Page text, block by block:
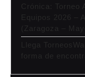
Crónica: Torneo
Equipos 2026 –
(Zaragoza –
Llega
forma de